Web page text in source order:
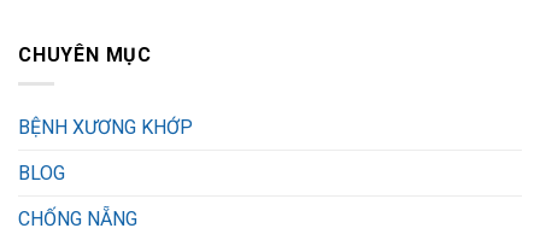
CHUYÊN MỤC
BỆNH XƯƠNG KHỚP
BLOG
CHỐNG NẴNG